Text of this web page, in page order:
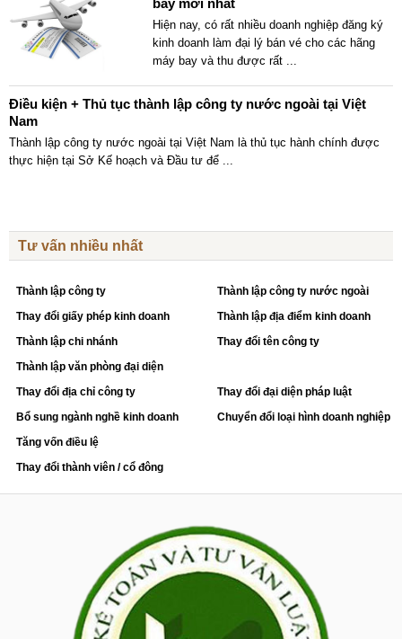
bay mới nhất
Hiện nay, có rất nhiều doanh nghiệp đăng ký
kinh doanh làm đại lý bán vé cho các hãng
máy bay và thu được rất ...
Điều kiện + Thủ tục thành lập công ty nước ngoài tại Việt
Nam
Thành lập công ty nước ngoài tại Việt Nam là thủ tục hành chính được
thực hiện tại Sở Kế hoạch và Đầu tư để
Tư vấn nhiều nhất
Thành lập công ty
Thay đổi giấy phép kinh doanh
Thành lập chi nhánh
Thành lập văn phòng đại diện
Thành lập công ty nước ngoài
Thành lập địa điểm kinh doanh
Thay đổi tên công ty
Thay đổi địa chỉ công ty
Bổ sung ngành nghề kinh doanh
Tăng vốn điều lệ
Thay đổi thành viên / cổ đông
Thay đổi đại diện pháp luật
Chuyển đổi loại hình doanh nghiệp